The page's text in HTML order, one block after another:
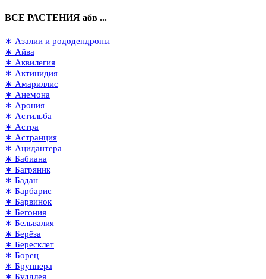
ВСЕ РАСТЕНИЯ абв ...
∗ Азалии и рододендроны
∗ Айва
∗ Аквилегия
∗ Актинидия
∗ Амариллис
∗ Анемона
∗ Арония
∗ Астильба
∗ Астра
∗ Астранция
∗ Ацидантера
∗ Бабиана
∗ Багряник
∗ Бадан
∗ Барбарис
∗ Барвинок
∗ Бегония
∗ Бельвалия
∗ Берёза
∗ Бересклет
∗ Борец
∗ Бруннера
∗ Буддлея